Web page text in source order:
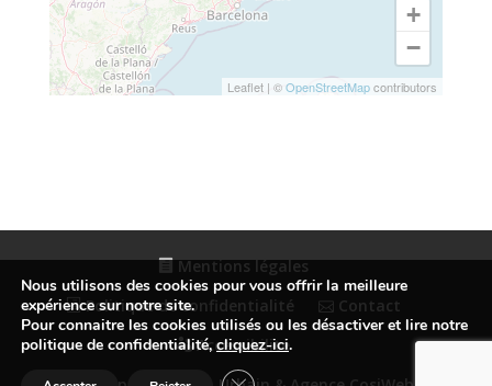
+
−
Leaflet | ©OpenStreetMapcontributors
Mentions légales
Politique de confidentialité
Contact
Accessibilité
Nous utilisons des cookies pour vous offrir la meilleure
expérience sur notre site.
Pour connaitre les cookies utilisés ou les désactiver et lire notre
politique de confidentialité,cliquez-ici.
Fermer la bannière des cookies